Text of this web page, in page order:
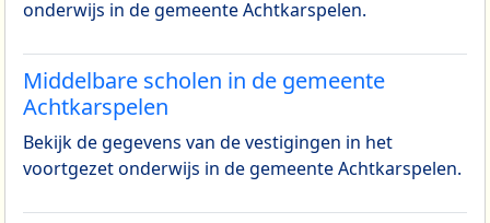
onderwijs in de gemeente Achtkarspelen.
Middelbare scholen in de gemeente
Achtkarspelen
Bekijk de gegevens van de vestigingen in het
voortgezet onderwijs in de gemeente Achtkarspelen.